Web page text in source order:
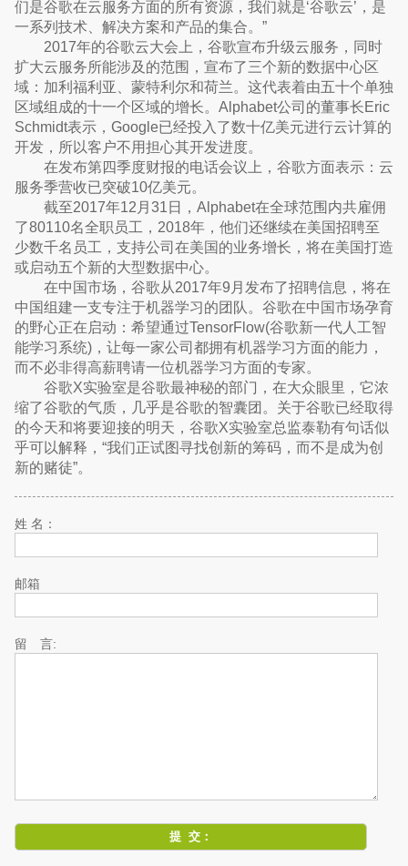
们是谷歌在云服务方面的所有资源，我们就是‘谷歌云’，是
一系列技术、解决方案和产品的集合。”
2017年的谷歌云大会上，谷歌宣布升级云服务，同时
扩大云服务所能涉及的范围，宣布了三个新的数据中心区
域：加利福利亚、蒙特利尔和荷兰。这代表着由五十个单独
区域组成的十一个区域的增长。Alphabet公司的董事长Eric
Schmidt表示，Google已经投入了数十亿美元进行云计算的
开发，所以客户不用担心其开发进度。
在发布第四季度财报的电话会议上，谷歌方面表示：云
服务季营收已突破10亿美元。
截至2017年12月31日，Alphabet在全球范围内共雇佣
了80110名全职员工，2018年，他们还继续在美国招聘至
少数千名员工，支持公司在美国的业务增长，将在美国打造
或启动五个新的大型数据中心。
在中国市场，谷歌从2017年9月发布了招聘信息，将在
中国组建一支专注于机器学习的团队。谷歌在中国市场孕育
的野心正在启动：希望通过TensorFlow(谷歌新一代人工智
能学习系统)，让每一家公司都拥有机器学习方面的能力，
而不必非得高薪聘请一位机器学习方面的专家。
谷歌X实验室是谷歌最神秘的部门，在大众眼里，它浓
缩了谷歌的气质，几乎是谷歌的智囊团。关于谷歌已经取得
的今天和将要迎接的明天，谷歌X实验室总监泰勒有句话似
乎可以解释，“我们正试图寻找创新的筹码，而不是成为创
新的赌徒”。
姓 名：
邮箱
留 言: